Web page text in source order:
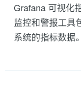
Grafana 可视化
监控和警报工具
系统的指标数据